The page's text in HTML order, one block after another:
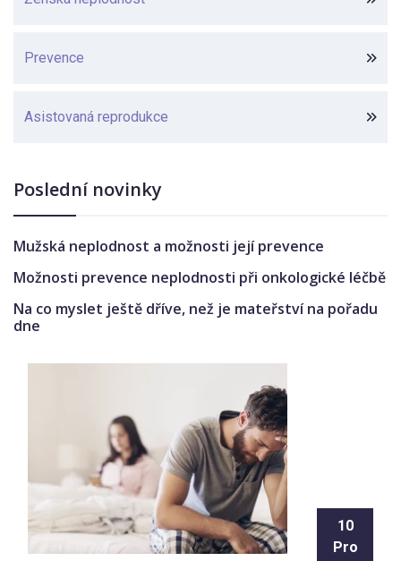
Prevence
Asistovaná reprodukce
Poslední novinky
Mužská neplodnost a možnosti její prevence
Možnosti prevence neplodnosti při onkologické léčbě
Na co myslet ještě dříve, než je mateřství na pořadu
dne
10
Pro